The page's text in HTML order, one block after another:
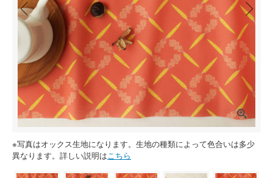
※写真はオックス生地になります。生地の種類によって色合いは多少
異なります。詳しい説明はこちら